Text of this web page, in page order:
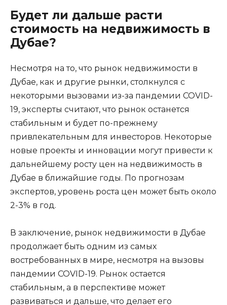
Будет ли дальше расти
стоимость на недвижимость в
Дубае?
Несмотря на то, что рынок недвижимости в
Дубае, как и другие рынки, столкнулся с
некоторыми вызовами из-за пандемии COVID-
19, эксперты считают, что рынок останется
стабильным и будет по-прежнему
привлекательным для инвесторов. Некоторые
новые проекты и инновации могут привести к
дальнейшему росту цен на недвижимость в
Дубае в ближайшие годы. По прогнозам
экспертов, уровень роста цен может быть около
2-3% в год.
В заключение, рынок недвижимости в Дубае
продолжает быть одним из самых
востребованных в мире, несмотря на вызовы
пандемии COVID-19. Рынок остается
стабильным, а в перспективе может
развиваться и дальше, что делает его